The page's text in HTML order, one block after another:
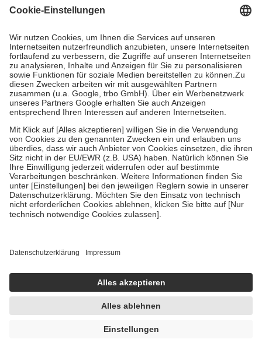
gesetzliche Krankenversicherung übernimmt in der Regel die
Kosten dafür, der Versicherte trägt einen Teil davon als Zuzahlung
Grundsätzlich leisten Mitglieder Zuzahlungen in Höhe von zehn
Prozent des Abgabepreises,mindestens jedochfünf Euround
höchstens zehn Euro.Es sind jedoch nie mehr als die tatsächlichen
Kosten der Leistung zu entrichten.
Diese Regeln gelten grundsätzlich auch für Online-Apotheken.
Bei Heilmitteln und häuslicher Krankenpflege beträgt die
Zuzahlung zehn Prozent der Kosten sowie zehn Euro je
Verordnung.
Um das Engagement der Versicherten für ihre eigene Gesundheit zu
stärken und die besondere Stellung der Familie zu unterstützen,
fallenkeine Zuzahlungenan bei:
• Kindern und Jugendlichen bis zum vollendeten 18. Lebensjahr
mit Ausnahme der Fahrkosten
• Untersuchungen zur Vorsorge und Früherkennung, die von der
GKV getragen werden
Einholung von Bewertungen. Trusted Shops hat Maßnahmen
getroffen, um sicherzustellen, dass es sich um echte Bewertungen
handelt. Mehr Informationen findest du hier:
https://help.etrusted.com/hc/de/articles/4419944605341